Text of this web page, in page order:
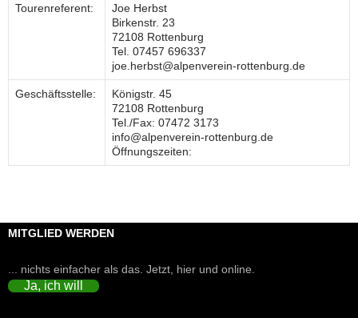
Tourenreferent:
Joe Herbst
Birkenstr. 23
72108 Rottenburg
Tel. 07457 696337
joe.herbst@alpenverein-rottenburg.de
Geschäftsstelle:
Königstr. 45
72108 Rottenburg
Tel./Fax: 07472 3173
info@alpenverein-rottenburg.de
Öffnungszeiten:
MITGLIED WERDEN
... nichts einfacher als das. Jetzt, hier und online.
Ja, ich will